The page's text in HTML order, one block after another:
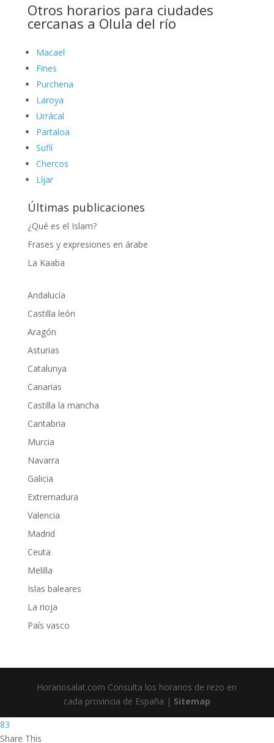
Otros horarios para ciudades
cercanas a Olula del río
Macael
Fines
Purchena
Laroya
Urrácal
Partaloa
Suflí
Chercos
Líjar
Últimas publicaciones
¿Qué es el Islam?
Frases y expresiones en árabe
La Kaaba
Andalucía
Castilla león
Aragón
Asturias
Catalunya
Canarias
Castilla la mancha
Cantabria
Murcia
Navarra
Galicia
Extremadura
Valencia
Madrid
Ceuta
Melilla
Islas baleares
La rioja
País vasco
Horariosalat.com Consulta los horarios de rezo en
cada provincia de España | Sitemap
83
Share This